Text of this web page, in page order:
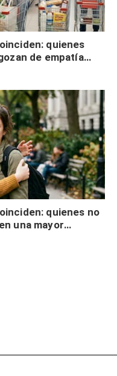
quienes
de empatía
autocontrol
quienes no
una mayor
y no es por